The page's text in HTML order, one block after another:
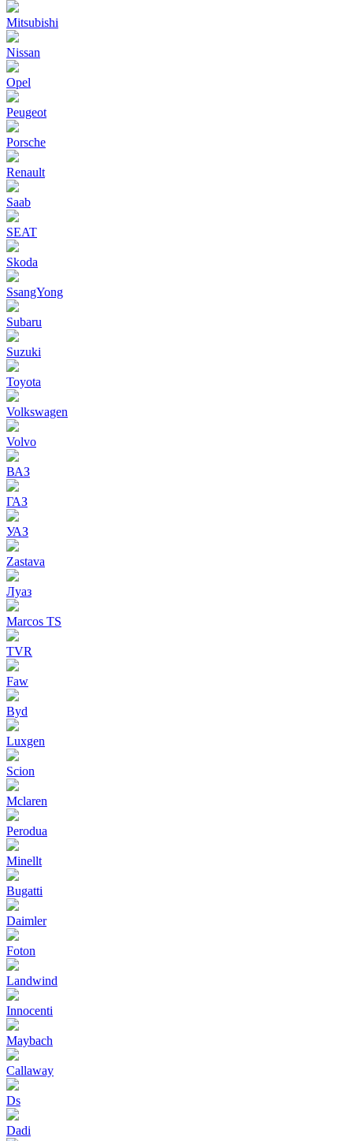
Mitsubishi
Nissan
Opel
Peugeot
Porsche
Renault
Saab
SEAT
Skoda
SsangYong
Subaru
Suzuki
Toyota
Volkswagen
Volvo
ВАЗ
ГАЗ
УАЗ
Zastava
Луаз
Marcos TS
TVR
Faw
Byd
Luxgen
Scion
Mclaren
Perodua
Minellt
Bugatti
Daimler
Foton
Landwind
Innocenti
Maybach
Callaway
Ds
Dadi